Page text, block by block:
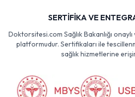
SERTİFİKA VE
Doktorsitesi.com Sağlık Bakanlığı
platformudur. Sertifikaları ile
sağlık hizmetlerine